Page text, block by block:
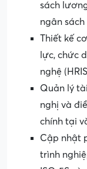
sách
ngân
Thiết kế
lực, chức
nghệ
Quản lý
nghị và
chính tại
Cập nhật
trình